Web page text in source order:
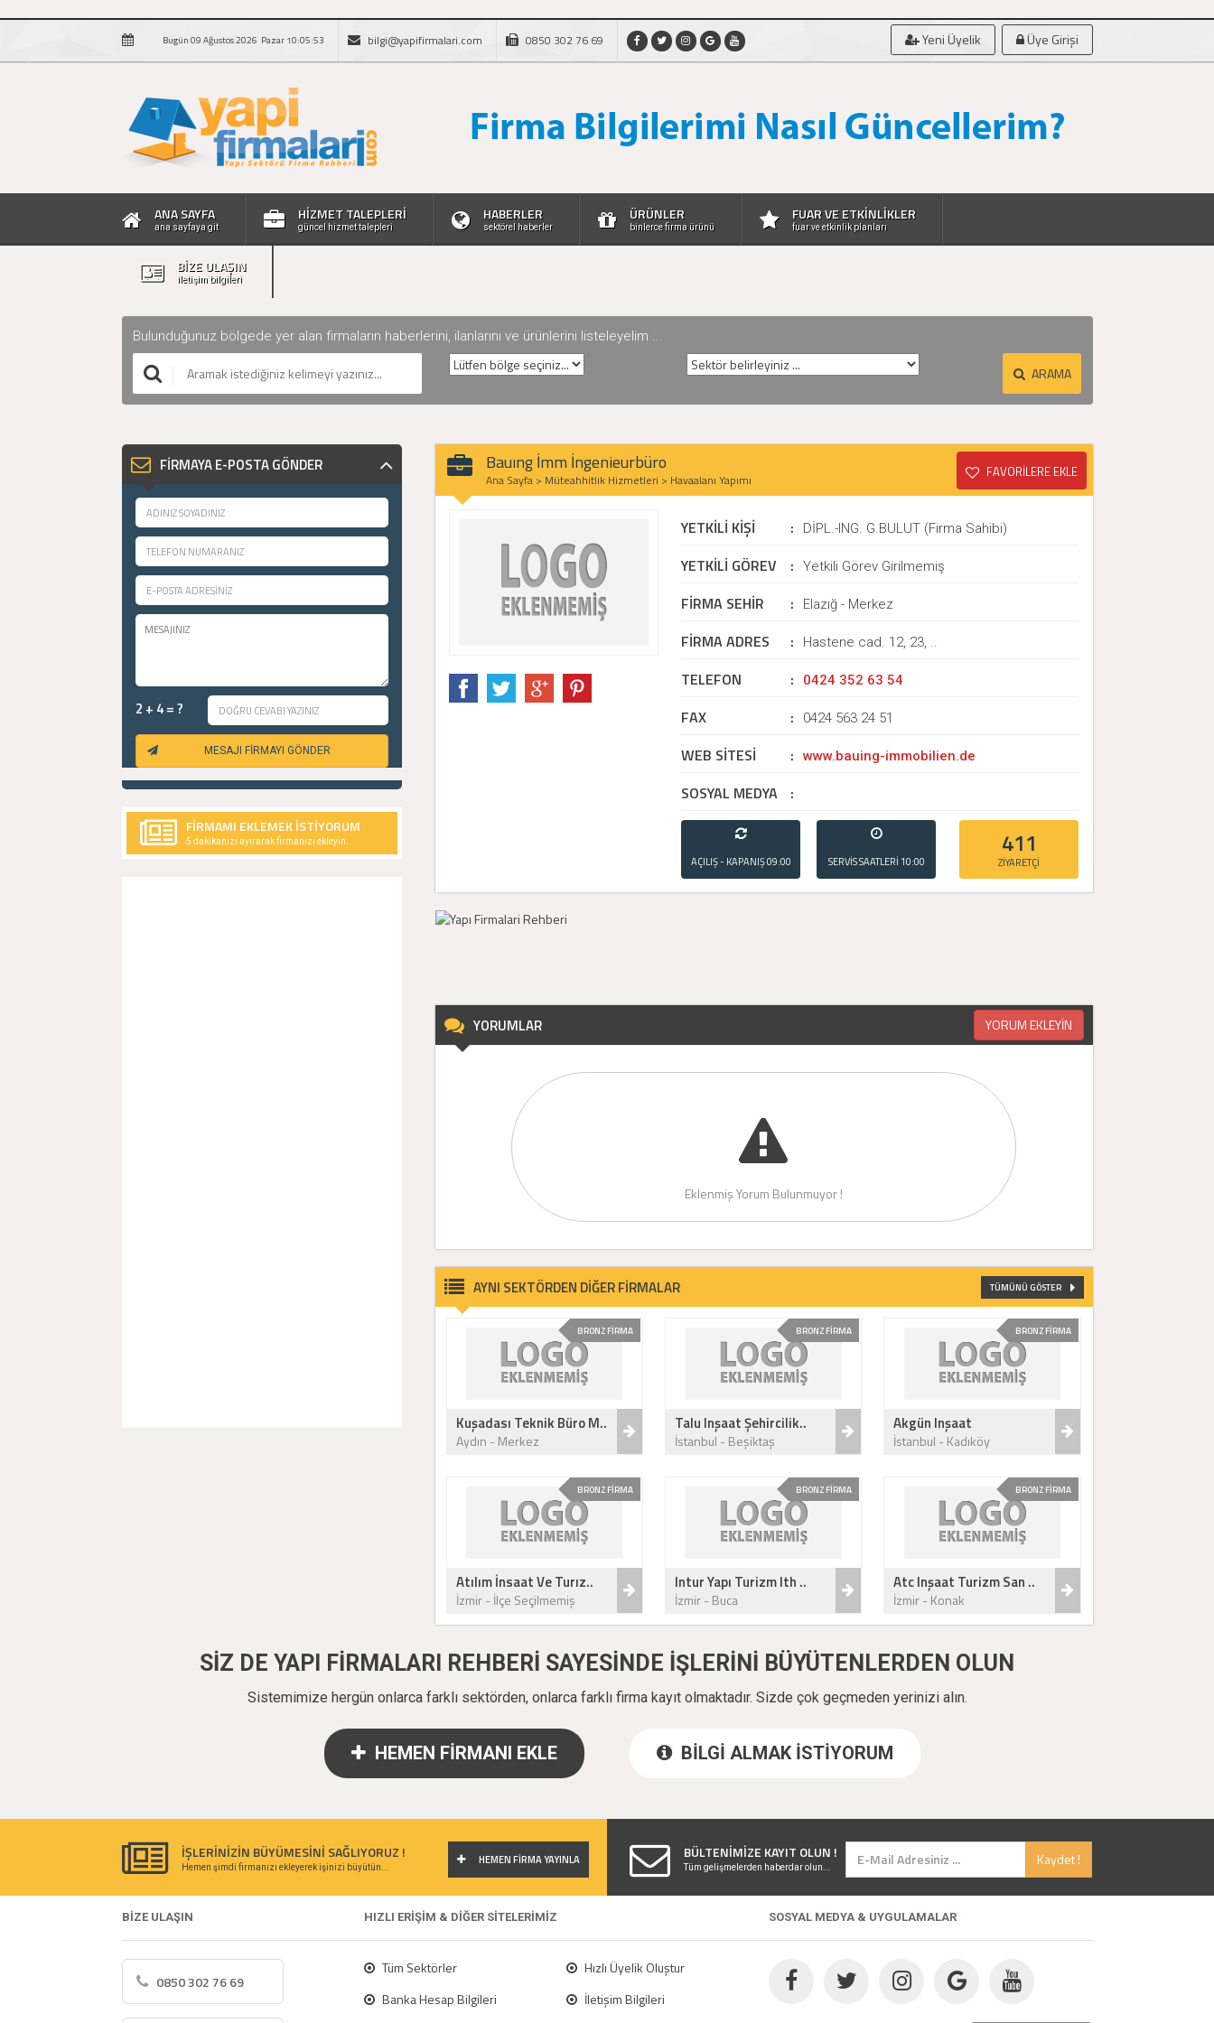
Bugün 09 Ağustos 2026 Pazar 10:05:54 bilgi@yapifirmalari.com 0850 302 76 69 Yeni Üyelik Üye Girişi
ANA SAYFA
ana sayfaya git
HİZMET TALEPLERİ
güncel hizmet talepleri
HABERLER
sektörel haberler
ÜRÜNLER
binlerce firma ürünü
FUAR VE ETKİNLİKLER
fuar ve etkinlik planları
BİZE ULAŞIN
iletişim bilgileri
Bulunduğunuz bölgede yer alan firmaların haberlerini, ilanlarını ve ürünlerini listeleyelim ...
ARAMA
FİRMAYA E-POSTA GÖNDER
2 + 4 = ?
MESAJI FİRMAYI GÖNDER
FİRMAMI EKLEMEK İSTİYORUM
5 dakikanızı ayırarak firmanızı ekleyin..
Bauıng İmm İngenieurbüro
Ana Sayfa > Müteahhitlik Hizmetleri > Havaalanı Yapımı FAVORİLERE EKLE
YETKİLİ KİŞİ : DİPL.-ING. G.BULUT (Firma Sahibi)
YETKİLİ GÖREV : Yetkili Görev Girilmemiş
FİRMA SEHİR : Elazığ - Merkez
FİRMA ADRES : Hastene cad. 12, 23, ..
TELEFON : 0424 352 63 54
FAX : 0424 563 24 51
WEB SİTESİ : www.bauing-immobilien.de
SOSYAL MEDYA :
AÇILIŞ - KAPANIŞ09:00
- 21:00
SERVİS SAATLERİ 10:00
- 20:00
411
ZİYARETÇİ
YORUMLAR YORUM EKLEYİN
Eklenmiş Yorum Bulunmuyor !
AYNI SEKTÖRDEN DİĞER FİRMALAR TÜMÜNÜ GÖSTER
BRONZ FİRMA
Kuşadası Teknik Büro M..
Aydın - Merkez
BRONZ FİRMA
Talu Inşaat Şehircilik..
İstanbul - Beşiktaş
BRONZ FİRMA
Akgün Inşaat
İstanbul - Kadıköy
BRONZ FİRMA
Atılım İnsaat Ve Turız..
İzmir - İlçe Seçilmemiş
BRONZ FİRMA
Intur Yapı Turizm Ith ..
İzmir - Buca
BRONZ FİRMA
Atc Inşaat Turizm San ..
İzmir - Konak
SİZ DE YAPI FİRMALARI REHBERİ SAYESİNDE İŞLERİNİ BÜYÜTENLERDEN OLUN
Sistemimize hergün onlarca farklı sektörden, onlarca farklı firma kayıt olmaktadır. Sizde çok geçmeden yerinizi alın.
HEMEN FİRMANI EKLE BİLGİ ALMAK İSTİYORUM
İŞLERİNİZİN BÜYÜMESİNİ SAĞLIYORUZ ! HEMEN FİRMA YAYINLA
Hemen şimdi firmanızı ekleyerek işinizi büyütün...
BÜLTENİMİZE KAYIT OLUN ! Kaydet !
Tüm gelişmelerden haberdar olun...
BİZE ULAŞIN HIZLI ERİŞİM & DİĞER SİTELERİMİZ SOSYAL MEDYA & UYGULAMALAR
0850 302 76 69
Tüm Sektörler
Hızlı Üyelik Oluştur
Banka Hesap Bilgileri
İletişim Bilgileri